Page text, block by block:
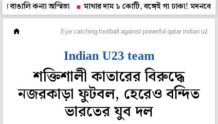
অস্মিতা
মাথার দাম ১ কোটি, বঙ্গেই গা ঢাকা! মদনকে জেরায়
Eye catching football against powerful qatar indian u23
Indian U23 team
শক্তিশালী কাতারের বিরুদ্ধে
নজরকাড়া ফুটবল, হেরেও বন্দিত
ভারতের যুব দল